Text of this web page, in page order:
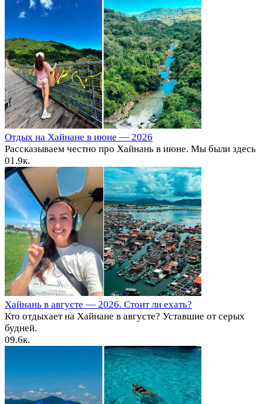
Отдых на Хайнане в июне — 2026
Рассказываем честно про Хайнань в июне. Мы были здесь
01.9к.
Хайнань в августе — 2026. Стоит ли ехать?
Кто отдыхает на Хайнане в августе? Уставшие от серых
будней.
09.6к.